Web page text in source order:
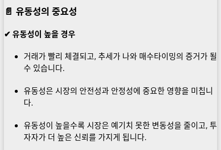
📄 유동성의 중요성
✔ 유동성이 높을 경우
거래가 빨리 체결되고, 추세가 나와 매수타이밍의 증거가 될
수 있습니다.
유동성은 시장의 안전성과 안정성에 중요한 영향을 미칩니
다.
유동성이 높을수록 시장은 예기치 못한 변동성을 줄이고, 투
자자가 더 높은 신뢰를 가지게 됩니다.